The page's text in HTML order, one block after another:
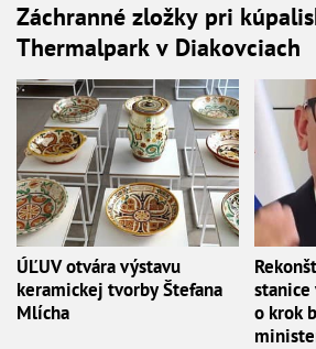
Záchranné zložky pri
Thermalpark v Diakovciach
ÚĽUV otvára výstavu
keramickej tvorby Štefana
Mlícha
o krok